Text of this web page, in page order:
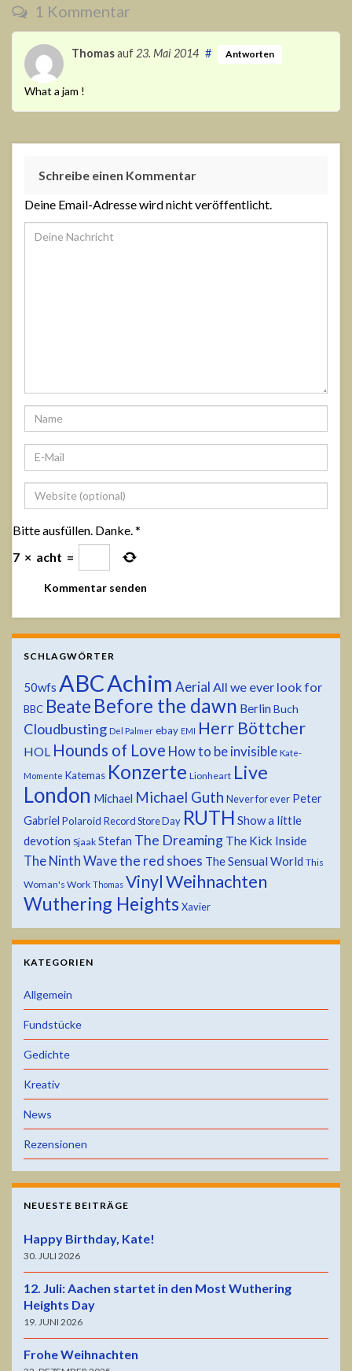
1 Kommentar
Thomasauf 23. Mai 2014 # Antworten
What a jam !
Schreibe einen Kommentar
Deine Email-Adresse wird nicht veröffentlicht.
Bitte ausfüllen. Danke. *
7 × acht =
SCHLAGWÖRTER
50wfs ABCAchim Aerial All we ever look for
BBC Beate Before the dawn Berlin Buch
Cloudbusting Del Palmer ebay EMI Herr Böttcher
HOL Hounds of Love How to be invisible Kate-
Momente Katemas Konzerte Lionheart Live
London Michael Michael Guth Never for ever Peter
Gabriel Polaroid Record Store Day RUTH Show a little
devotion Sjaak Stefan The Dreaming The Kick Inside
The Ninth Wavethe red shoes The Sensual World This
Woman's Work Thomas VinylWeihnachten
Wuthering Heights Xavier
KATEGORIEN
Allgemein
Fundstücke
Gedichte
Kreativ
News
Rezensionen
NEUESTE BEITRÄGE
Happy Birthday, Kate!
30. JULI 2026
12. Juli: Aachen startet in den Most Wuthering
Heights Day
19. JUNI 2026
Frohe Weihnachten